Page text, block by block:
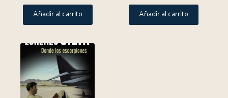
Añadir al carrito Añadir al carrito